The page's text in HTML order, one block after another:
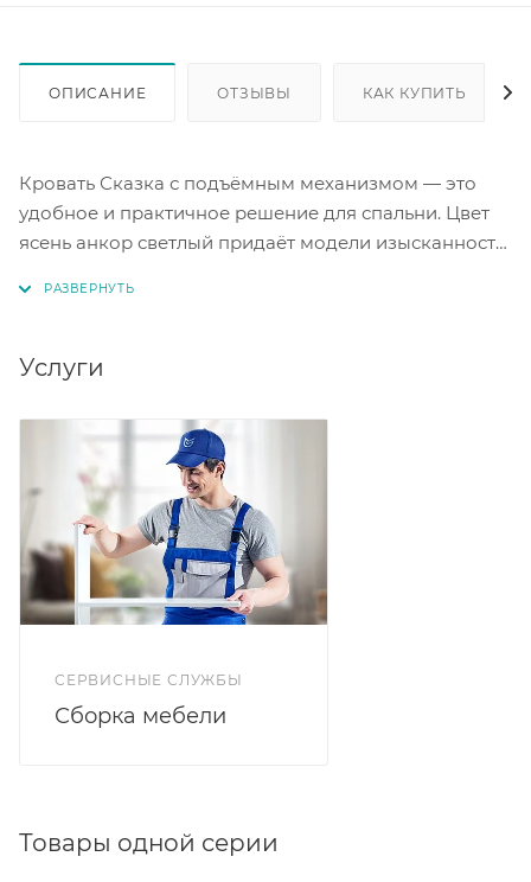
ОПИСАНИЕ ОТЗЫВЫ КАК КУПИТЬ
Кровать Сказка с подъёмным механизмом — это
удобное и практичное решение для спальни. Цвет
ясень анкор светлый придаёт модели изысканность.
обеспечивает прочность и долговечность
использовать пространство под кроватью для
хранения вещей.
Услуги
СЕРВИСНЫЕ СЛУЖБЫ
Сборка мебели
Товары одной серии